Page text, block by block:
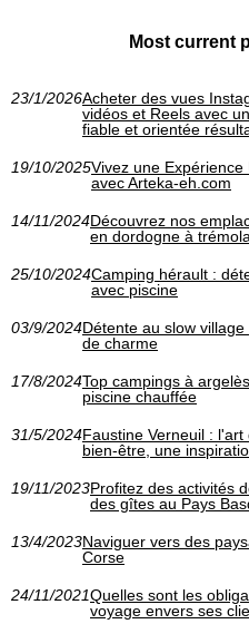
Most current
23/1/2026Acheter des vues
vidéos et Reels avec
fiable et orientée
19/10/2025Vivez une
avec Arteka-eh.com
14/11/2024Découvrez nos
en dordogne à
25/10/2024Camping hérault :
avec piscine
03/9/2024Détente au slow
de charme
17/8/2024Top campings à
piscine chauffée
31/5/2024Faustine Verneuil :
bien-être, une
19/11/2023Profitez des activités
des gîtes au Pays
13/4/2023Naviguer vers des
Corse
24/11/2021Quelles sont les
voyage envers ses